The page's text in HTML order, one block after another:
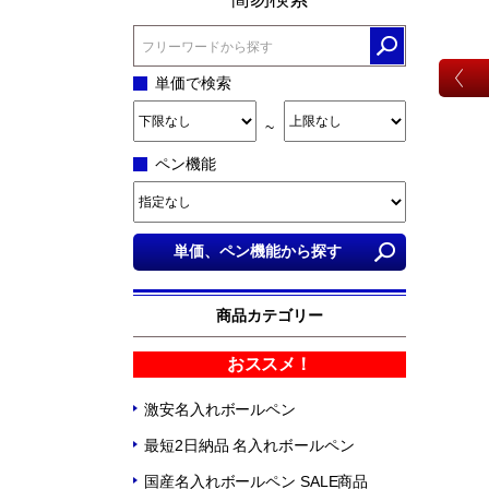
単価で検索
~
ペン機能
商品カテゴリー
おススメ！
激安名入れボールペン
最短2日納品 名入れボールペン
国産名入れボールペン SALE商品